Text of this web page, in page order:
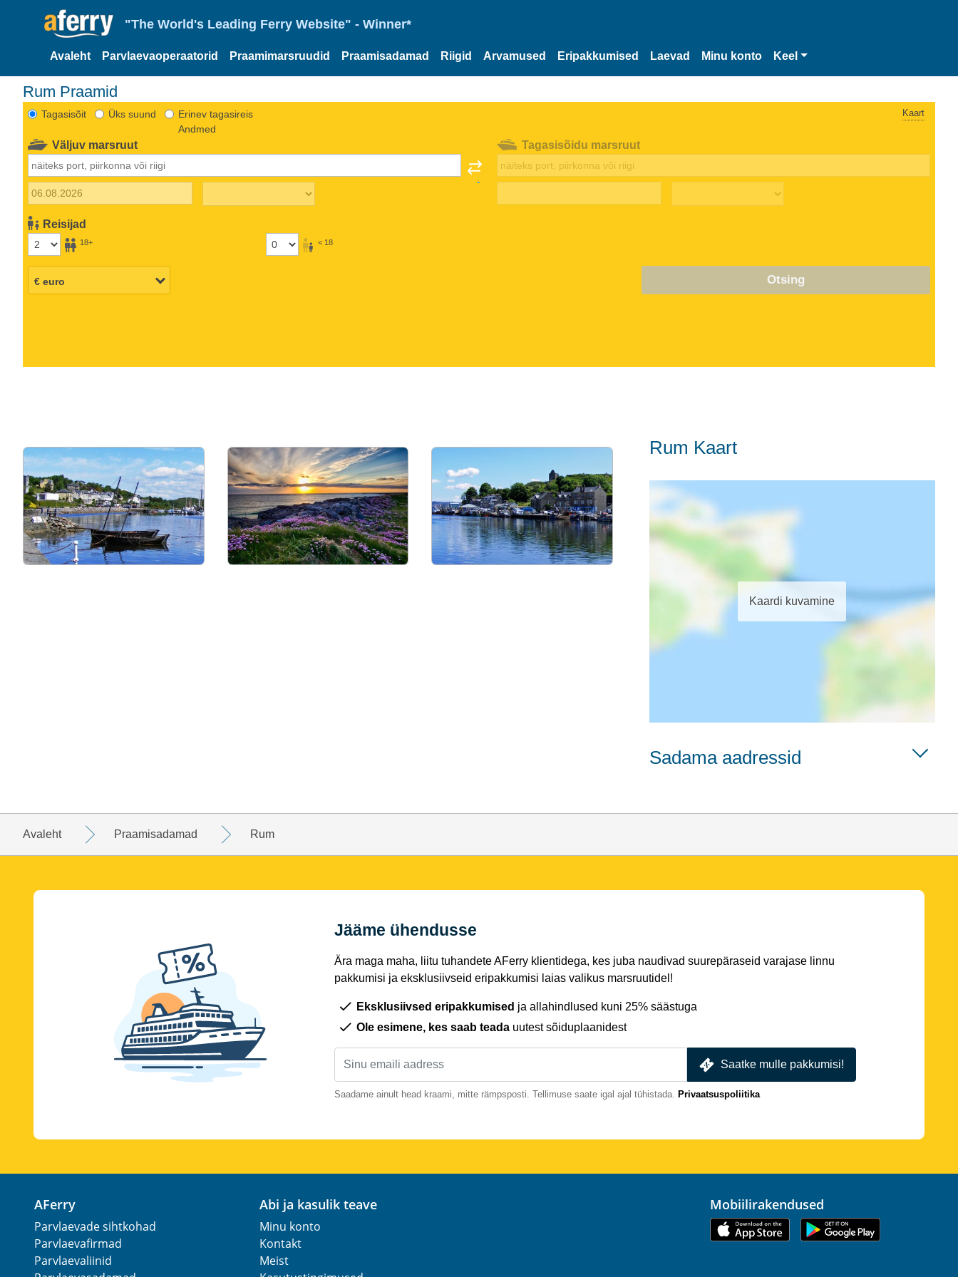
"The World's Leading Ferry Website" - Winner*
Avaleht Parvlaevaoperaatorid Praamimarsruudid Praamisadamad Riigid Arvamused Eripakkumised Laevad Minu konto Keel
Rum Praamid
Tagasisõit Üks suund
Erinev tagasireis
Andmed
Kaart
Väljuv marsruut
Reisijad
18+ < 18
Tagasisõidu marsruut
Otsing
Rum Kaart
Kaardi kuvamine
Sadama aadressid
Avaleht Praamisadamad Rum
Jääme ühendusse
Ära maga maha, liitu tuhandete AFerry klientidega, kes juba naudivad suurepäraseid varajase linnu
pakkumisi ja eksklusiivseid eripakkumisi laias valikus marsruutidel!
Eksklusiivsed eripakkumised ja allahindlused kuni 25% säästuga
Ole esimene, kes saab teada uutest sõiduplaanidest
Saatke mulle pakkumisi!
Saadame ainult head kraami, mitte rämpsposti. Tellimuse saate igal ajal tühistada. Privaatsuspoliitika
AFerry
Parvlaevade sihtkohad
Parvlaevafirmad
Parvlaevaliinid
Abi ja kasulik teave
Minu konto
Kontakt
Meist
Mobiilirakendused